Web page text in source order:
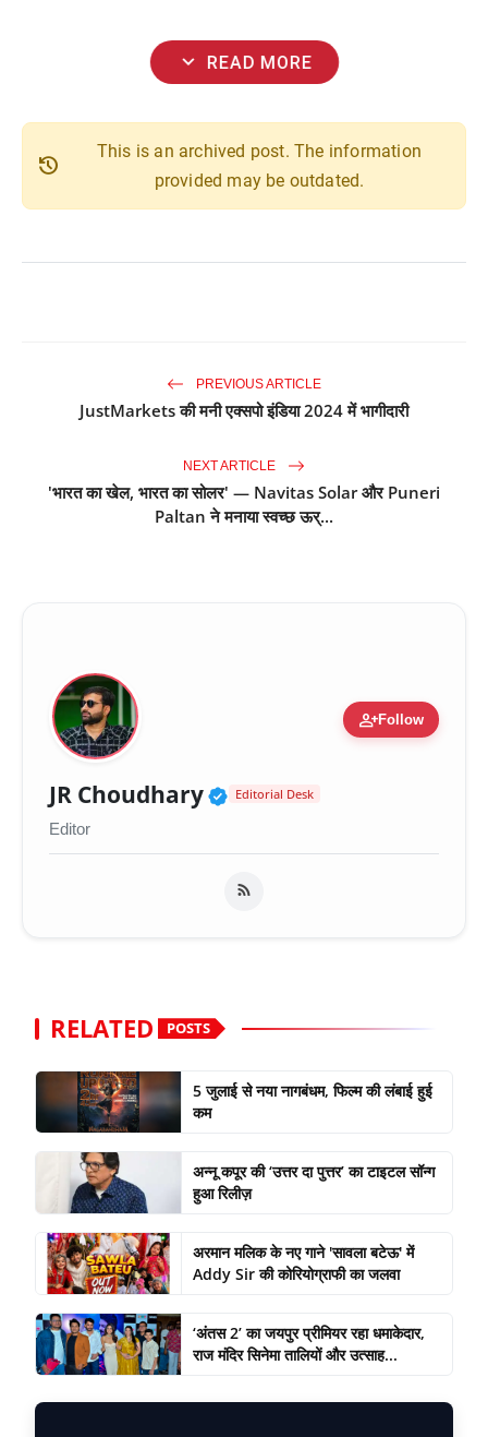
expand_more READ MORE
history
This is an archived post. The information
provided may be outdated.
PREVIOUS ARTICLE
JustMarkets की मनी एक्सपो इंडिया 2024 में भागीदारी
NEXT ARTICLE
'भारत का खेल, भारत का सोलर' — Navitas Solar और Puneri
Paltan ने मनाया स्वच्छ ऊर्...
person_addFollow
JR Choudhary Verified Public Figure
Editorial Desk
Editor
RELATED POSTS
5 जुलाई से नया नागबंधम, फिल्म की लंबाई हुई
कम
अन्नू कपूर की ‘उत्तर दा पुत्तर’ का टाइटल सॉन्ग
हुआ रिलीज़
अरमान मलिक के नए गाने 'सावला बटेऊ' में
Addy Sir की कोरियोग्राफी का जलवा
‘अंतस 2’ का जयपुर प्रीमियर रहा धमाकेदार,
राज मंदिर सिनेमा तालियों और उत्साह...